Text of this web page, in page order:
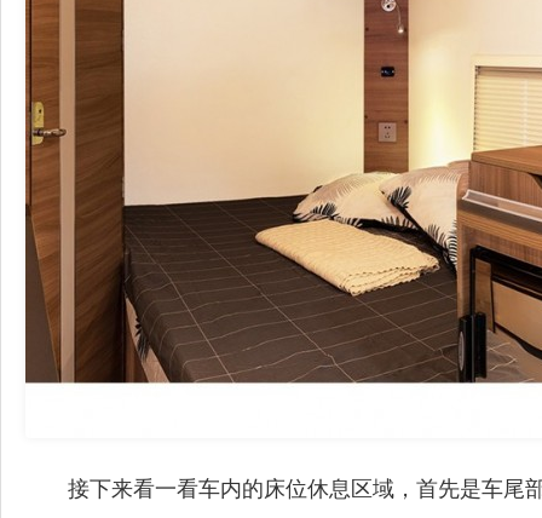
接下来看一看车内的床位休息区域，首先是车尾